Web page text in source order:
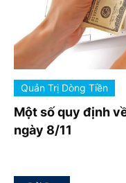
Quản Trị Dòng Tiền
Một số quy định
ngày 8/11